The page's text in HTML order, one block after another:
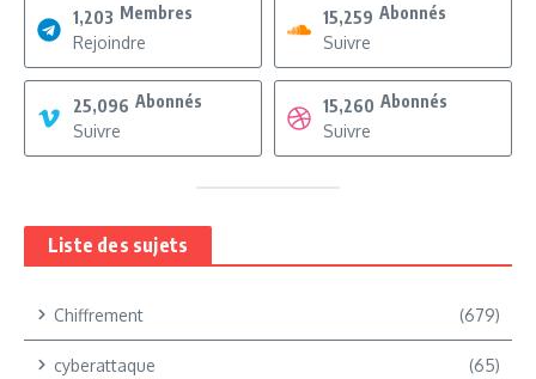
1,203 Membres
Rejoindre
15,259 Abonnés
Suivre
25,096 Abonnés
Suivre
15,260 Abonnés
Suivre
Liste des sujets
Chiffrement (679)
cyberattaque (65)